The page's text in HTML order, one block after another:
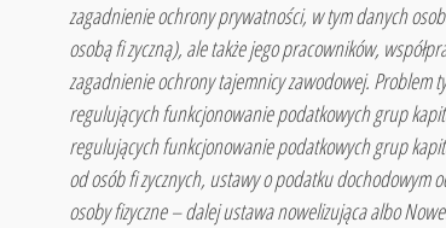
zagadnienie ochrony prywatności, w tym danych
osobą fi zyczną), ale także jego pracowników,
zagadnienie ochrony tajemnicy zawodowej. Problem
regulujących funkcjonowanie podatkowych grup
regulujących funkcjonowanie podatkowych grup
od osób fi zycznych, ustawy o podatku dochodowym
osoby fizyczne – dalej ustawa nowelizująca albo